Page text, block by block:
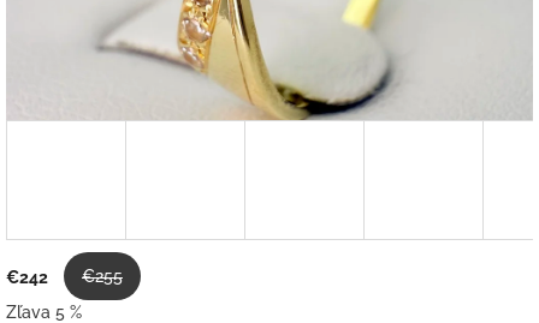
€242
€255
Zľava 5 %